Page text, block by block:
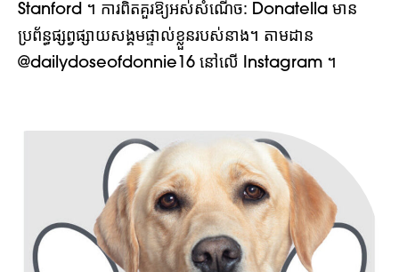
Stanford ។ ការពិតគួរឱ្យអស់សំណើច: Donatella មាន
ប្រព័ន្ធផ្សព្វផ្សាយសង្គមផ្ទាល់ខ្លួនរបស់នាង។ តាមដាន
@dailydoseofdonnie16 នៅលើ Instagram ។